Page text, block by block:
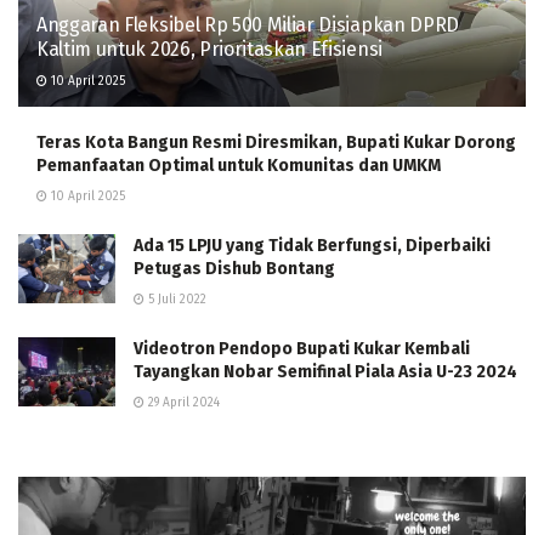
Anggaran Fleksibel Rp 500 Miliar Disiapkan DPRD
Kaltim untuk 2026, Prioritaskan Efisiensi
10 April 2025
Teras Kota Bangun Resmi Diresmikan, Bupati Kukar Dorong
Pemanfaatan Optimal untuk Komunitas dan UMKM
10 April 2025
Ada 15 LPJU yang Tidak Berfungsi, Diperbaiki
Petugas Dishub Bontang
5 Juli 2022
Videotron Pendopo Bupati Kukar Kembali
Tayangkan Nobar Semifinal Piala Asia U-23 2024
29 April 2024